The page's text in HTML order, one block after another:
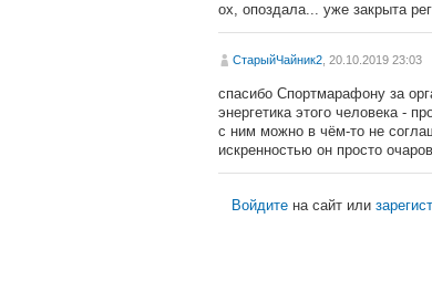
ох, опоздала... уже закрыта
СтарыйЧайник2 , 20.10.2019 23:03
спасибо Спортмарафону за
энергетика этого человека -
с ним можно в чём-то не
искренностью он просто
Войдите на сайт или